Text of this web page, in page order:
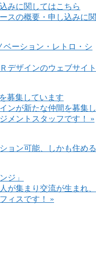
スの概要・申し込みに関
デザインのウェブサイト
ンが新たな仲間を募集し
メントスタッフです！ »
ョン可能、しかも住める
が集まり交流が生まれ、
ィスです！ »